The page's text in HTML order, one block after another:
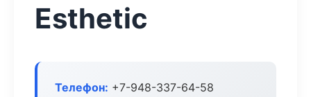
Esthetic
Телефон: +7-948-337-64-58